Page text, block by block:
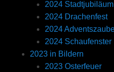
2024 Stadtjubiläum
2024 Drachenfest
2024
2024 Schaufenster
2023 in Bildern
2023 Osterfeuer